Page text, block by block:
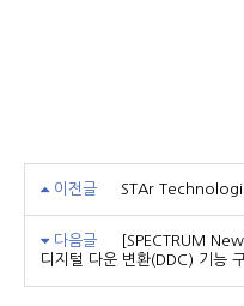
이전글 STAr
다음글
[SPECTRUM
디지털 다운 변환(DDC) 기능